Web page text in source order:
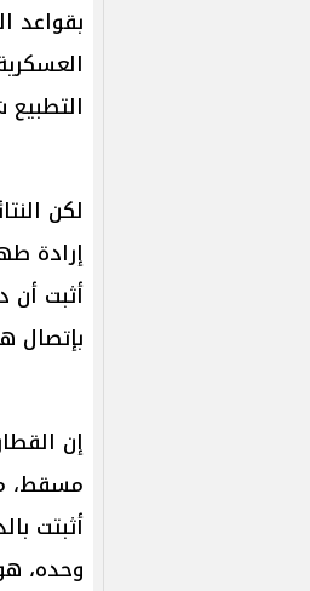
بقواعد
لكن
إرادة
أثبت أن
بإتصال
إن
مسقط،
أثبتت
وحده،